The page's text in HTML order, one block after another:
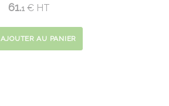
61.1 €HT
AJOUTER AU PANIER